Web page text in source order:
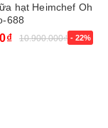
hạt Heimchef Oh
688
10.900.000₫ - 22%